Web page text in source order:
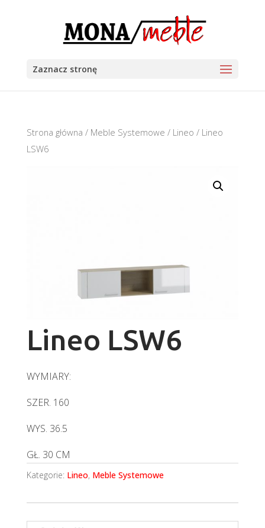
Zaznacz stronę
Strona główna / Meble Systemowe / Lineo / Lineo
LSW6
Lineo LSW6
WYMIARY:
SZER. 160
WYS. 36.5
GŁ. 30 CM
Kategorie: Lineo, Meble Systemowe